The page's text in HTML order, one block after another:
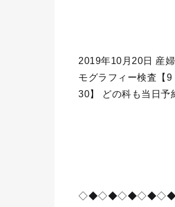
2019年10月20日
モグラフィー検査【
30】 どの科も当日予